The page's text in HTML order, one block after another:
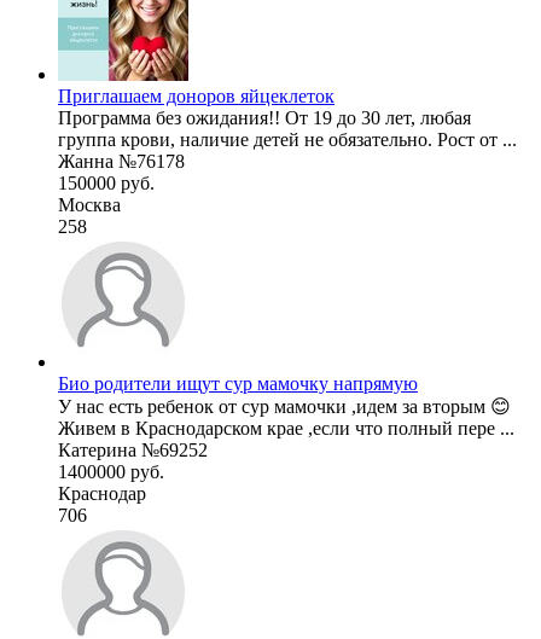
Приглашаем доноров яйцеклеток
Программа без ожидания!! От 19 до 30 лет, любая
группа крови, наличие детей не обязательно. Рост от ...
Жанна №76178
150000 руб.
Москва
258
Био родители ищут сур мамочку напрямую
У нас есть ребенок от сур мамочки ,идем за вторым 😊
Живем в Краснодарском крае ,если что полный пере ...
Катерина №69252
1400000 руб.
Краснодар
706